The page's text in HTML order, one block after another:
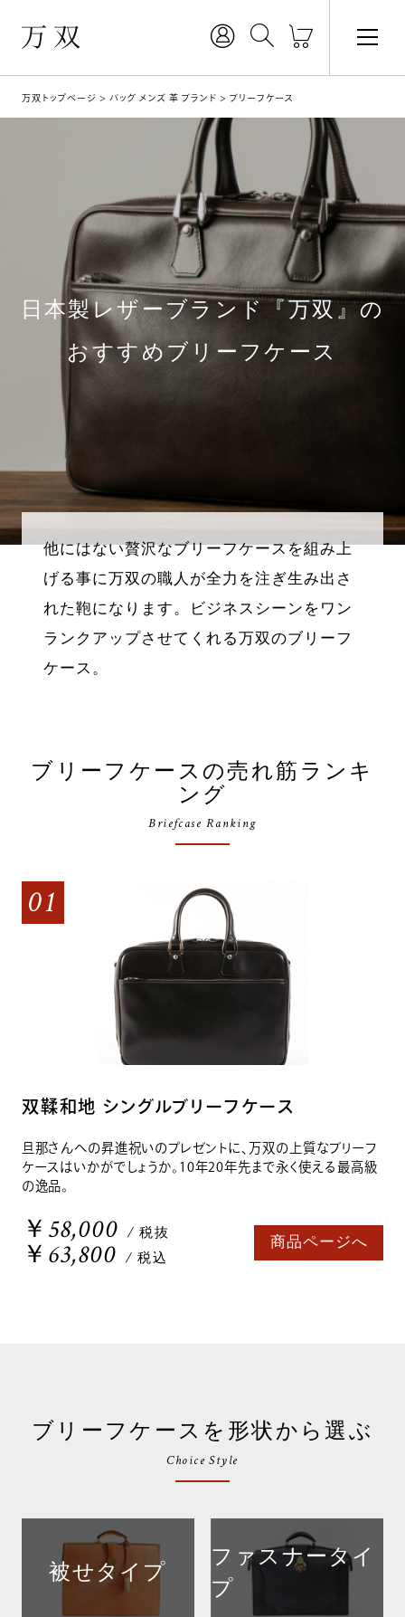
万双トップページ バッグ メンズ 革 ブランド ブリーフケース
日本製レザーブランド『万双』の
おすすめブリーフケース
他にはない贅沢なブリーフケースを組み上
げる事に万双の職人が全力を注ぎ生み出さ
れた鞄になります。ビジネスシーンをワン
ランクアップさせてくれる万双のブリーフ
ケース。
ブリーフケースの売れ筋ランキ
ング
Briefcase Ranking
01
双鞣和地 シングルブリーフケース
旦那さんへの昇進祝いのプレゼントに、万双の上質なブリーフ
ケースはいかがでしょうか。10年20年先まで永く使える最高級
の逸品。
￥58,000 / 税抜
￥63,800 / 税込
商品ページへ
ブリーフケースを形状から選ぶ
Choice Style
被せタイプ
ファスナータイ
プ